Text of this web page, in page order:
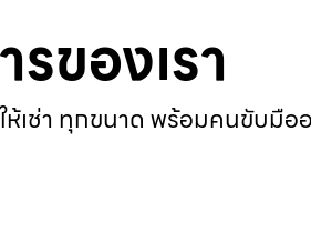
ของเรา
ห้เช่า ทุกขนาด พร้อมคนขับมือ